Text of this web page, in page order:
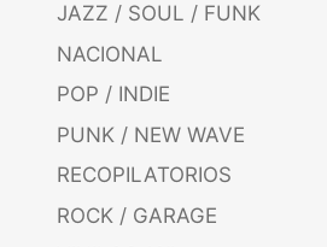
JAZZ / SOUL / FUNK
NACIONAL
POP / INDIE
PUNK / NEW WAVE
RECOPILATORIOS
ROCK / GARAGE